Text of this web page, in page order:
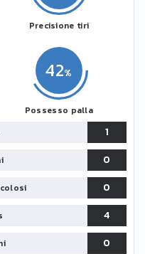
42
Possesso palla
Precisione tiri
1
0
0
4
0